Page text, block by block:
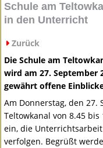
Schule am
in den Unterricht
Zurück
Die Schule am
wird am 27. September
gewährt offene
Am Donnerstag, den 27.
Teltowkanal von 8.45
ein, die
verfolgen. Begrüßt